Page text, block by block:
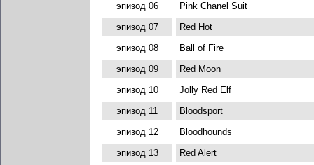
эпизод 06
Pink Chanel Suit
эпизод 07
Red Hot
эпизод 08
Ball of Fire
эпизод 09
Red Moon
эпизод 10
Jolly Red Elf
эпизод 11
Bloodsport
эпизод 12
Bloodhounds
эпизод 13
Red Alert